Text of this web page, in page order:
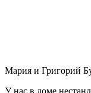
Мария и Григорий
У нас в доме